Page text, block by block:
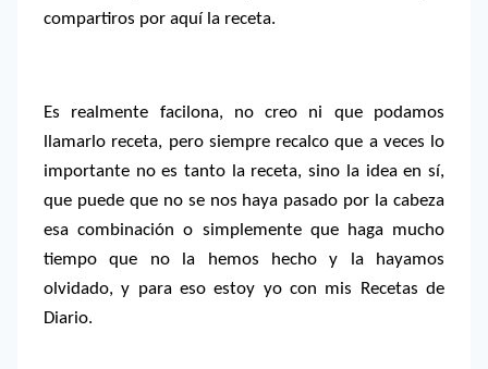
compartiros por aquí la receta.
Es realmente facilona, no creo ni que podamos
llamarlo receta, pero siempre recalco que a veces lo
importante no es tanto la receta, sino la idea en sí,
que puede que no se nos haya pasado por la cabeza
esa combinación o simplemente que haga mucho
tiempo que no la hemos hecho y la hayamos
olvidado, y para eso estoy yo con mis Recetas de
Diario.